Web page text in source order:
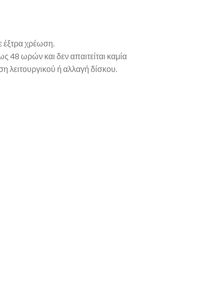
έξτρα χρέωση.
48 ωρών και δεν απαιτείται καμία
λειτουργικού ή αλλαγή δίσκου.